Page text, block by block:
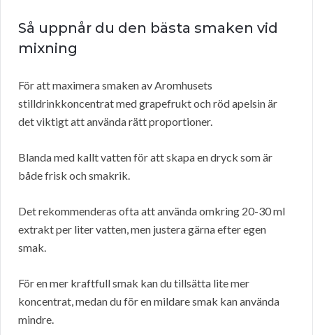
Så uppnår du den bästa smaken vid
mixning
För att maximera smaken av Aromhusets
stilldrinkkoncentrat med grapefrukt och röd apelsin är
det viktigt att använda rätt proportioner.
Blanda med kallt vatten för att skapa en dryck som är
både frisk och smakrik.
Det rekommenderas ofta att använda omkring 20-30 ml
extrakt per liter vatten, men justera gärna efter egen
smak.
För en mer kraftfull smak kan du tillsätta lite mer
koncentrat, medan du för en mildare smak kan använda
mindre.